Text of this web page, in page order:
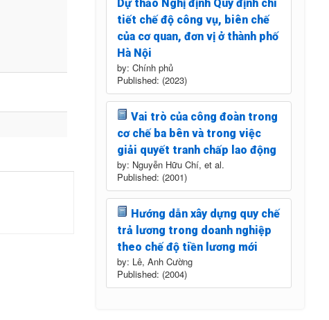
Dự thảo Nghị định Quy định chi
tiết chế độ công vụ, biên chế
của cơ quan, đơn vị ở thành phố
Hà Nội
by: Chính phủ
Published: (2023)
Vai trò của công đoàn trong
cơ chế ba bên và trong việc
giải quyết tranh chấp lao động
by: Nguyễn Hữu Chí, et al.
Published: (2001)
Hướng dẫn xây dựng quy chế
trả lương trong doanh nghiệp
theo chế độ tiền lương mới
by: Lê, Anh Cường
Published: (2004)